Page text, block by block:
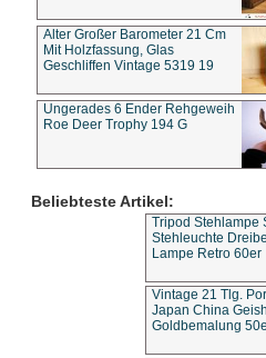
Alter Großer Barometer 21 Cm
Mit Holzfassung, Glas
Geschliffen Vintage 5319 19
Ungerades 6 Ender Rehgeweih
Roe Deer Trophy 194 G
Beliebteste Artikel:
Tripod Stehlampe
Stehleuchte
Lampe Retro 60er
Vintage 21 Tlg.
Japan China
Goldbemalung